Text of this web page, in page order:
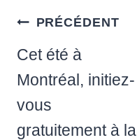
Navigation
de
l’article
PRÉCÉDENT
Cet été à
Montréal, initiez-
vous
gratuitement à la